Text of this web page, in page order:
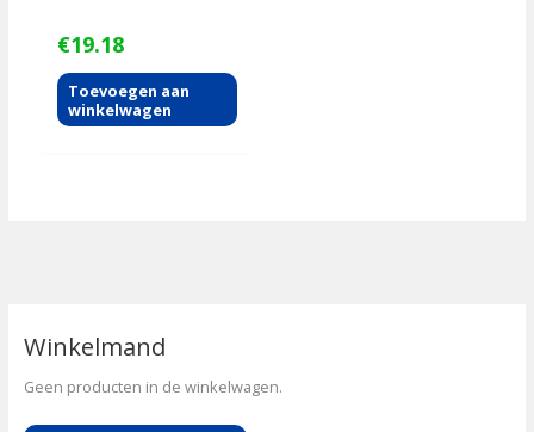
€19.18
Toevoegen aan
winkelwagen
Winkelmand
Geen producten in de winkelwagen.